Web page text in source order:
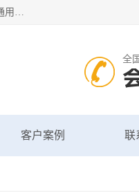
广东艾思荔检测仪器有限公司成立于2006年，注册地位于东莞市。经营范围包括产销：仪器、仪表、测试设备、电子产品、通用机械设；主要产品有： 恒温恒湿试验箱,冷热冲击试验箱,高低温试验箱,速温变化试验箱,高压加速老化试验箱,三综合试验箱,振动试验台等产品，欢迎选购。
全
客户案例 联